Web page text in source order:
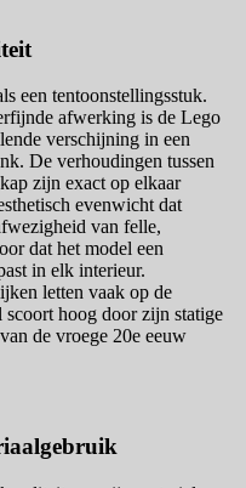
een tentoonstellingsstuk.
afwerking is de Lego
verschijning in een
De verhoudingen tussen
zijn exact op elkaar
evenwicht dat
van felle,
dat het model een
in elk interieur.
letten vaak op de
scoort hoog door zijn statige
de vroege 20e eeuw